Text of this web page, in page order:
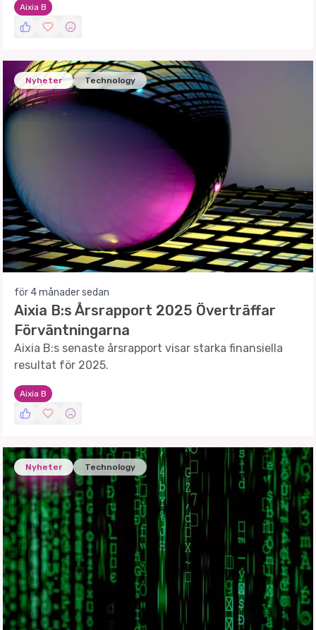
Aixia B
Nyheter Technology
för 4 månader sedan
Aixia B:s Årsrapport 2025 Överträffar
Förväntningarna
Aixia B:s senaste årsrapport visar starka finansiella
resultat för 2025.
Aixia B
Nyheter Technology